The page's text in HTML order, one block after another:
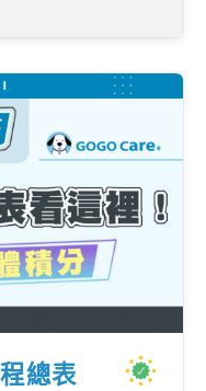
總表